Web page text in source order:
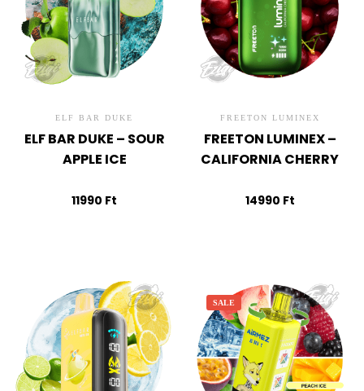
ELF BAR DUKE
ELF BAR DUKE – SOUR
APPLE ICE
11990 Ft
FREETON LUMINEX
FREETON LUMINEX –
CALIFORNIA CHERRY
14990 Ft
SALE